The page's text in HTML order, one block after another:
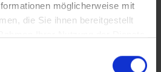
möglicherweise mit
die Sie ihnen bereitgestellt